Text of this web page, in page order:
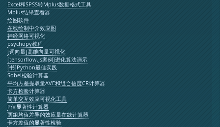
Excel和SPSS转Mplus数据格式工具
Mplus结果查看器
绘图软件
在线绘制中介效应图
神经网络可视化
psychopy教程
[词向量]高维向量可视化
[tensorflow.js案例]进化算法演示
[书]Python最佳实践
Sobel检验计算器
平均方差提取量AVE和组合信度CR计算器
卡方检验计算器
简单交互效应可视化工具
P值显著性计算器
两组均值差异的效应量在线计算器
卡方差值的显著性检验